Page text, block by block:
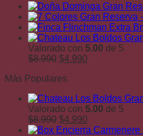
Valorado con 5.00 de 5
$8.990 El
original
$8.990.
$4.990
$4.990.
Más Populares
Valorado con 5.00 de 5
$8.990 El
precio
$4.990
precio